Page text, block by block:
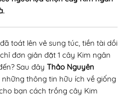
toát lên vẻ sung túc, tiền tài dồi
đơn giản đặt 1 cây Kim ngân
Sau đây Thảo Nguyên
những thông tin hữu ích về giống
bạn cách trồng cây Kim